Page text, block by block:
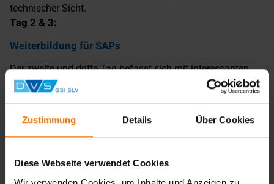
Zustimmung Details Über Cookies
Diese Webseite verwendet Cookies
technischer Sicht.
Tag 2 & 3:
Weiterbildung für SAPs
Der zweite und dritte Tag befasst sich mit interessanten
und aktuellen Themen für Schweißaufsichtspersonen und
zwanglosen Beisammenseins in der Hausbrauerei Webster
(Voranmeldung erforderlich).
Aufgaben und Verantwortung von